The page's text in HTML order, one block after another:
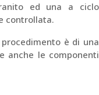
ed una a ciclo
controllata.
è di una
anche le componenti